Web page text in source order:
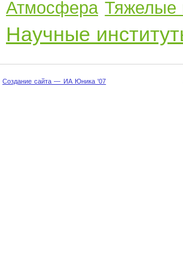
Атмосфера Тяжелые
Научные
Создание сайта — ИА Юника '07